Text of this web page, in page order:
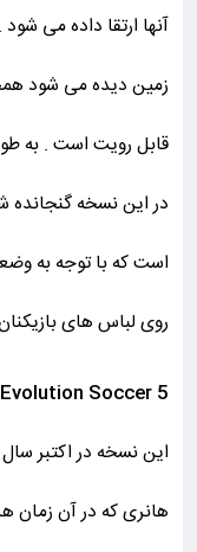
آنها ارتقا داده می
زمین دیده می شود
در این نسخه
است که با توجه به
روی لباس های
Soccer 5
هانری که در آن زمان